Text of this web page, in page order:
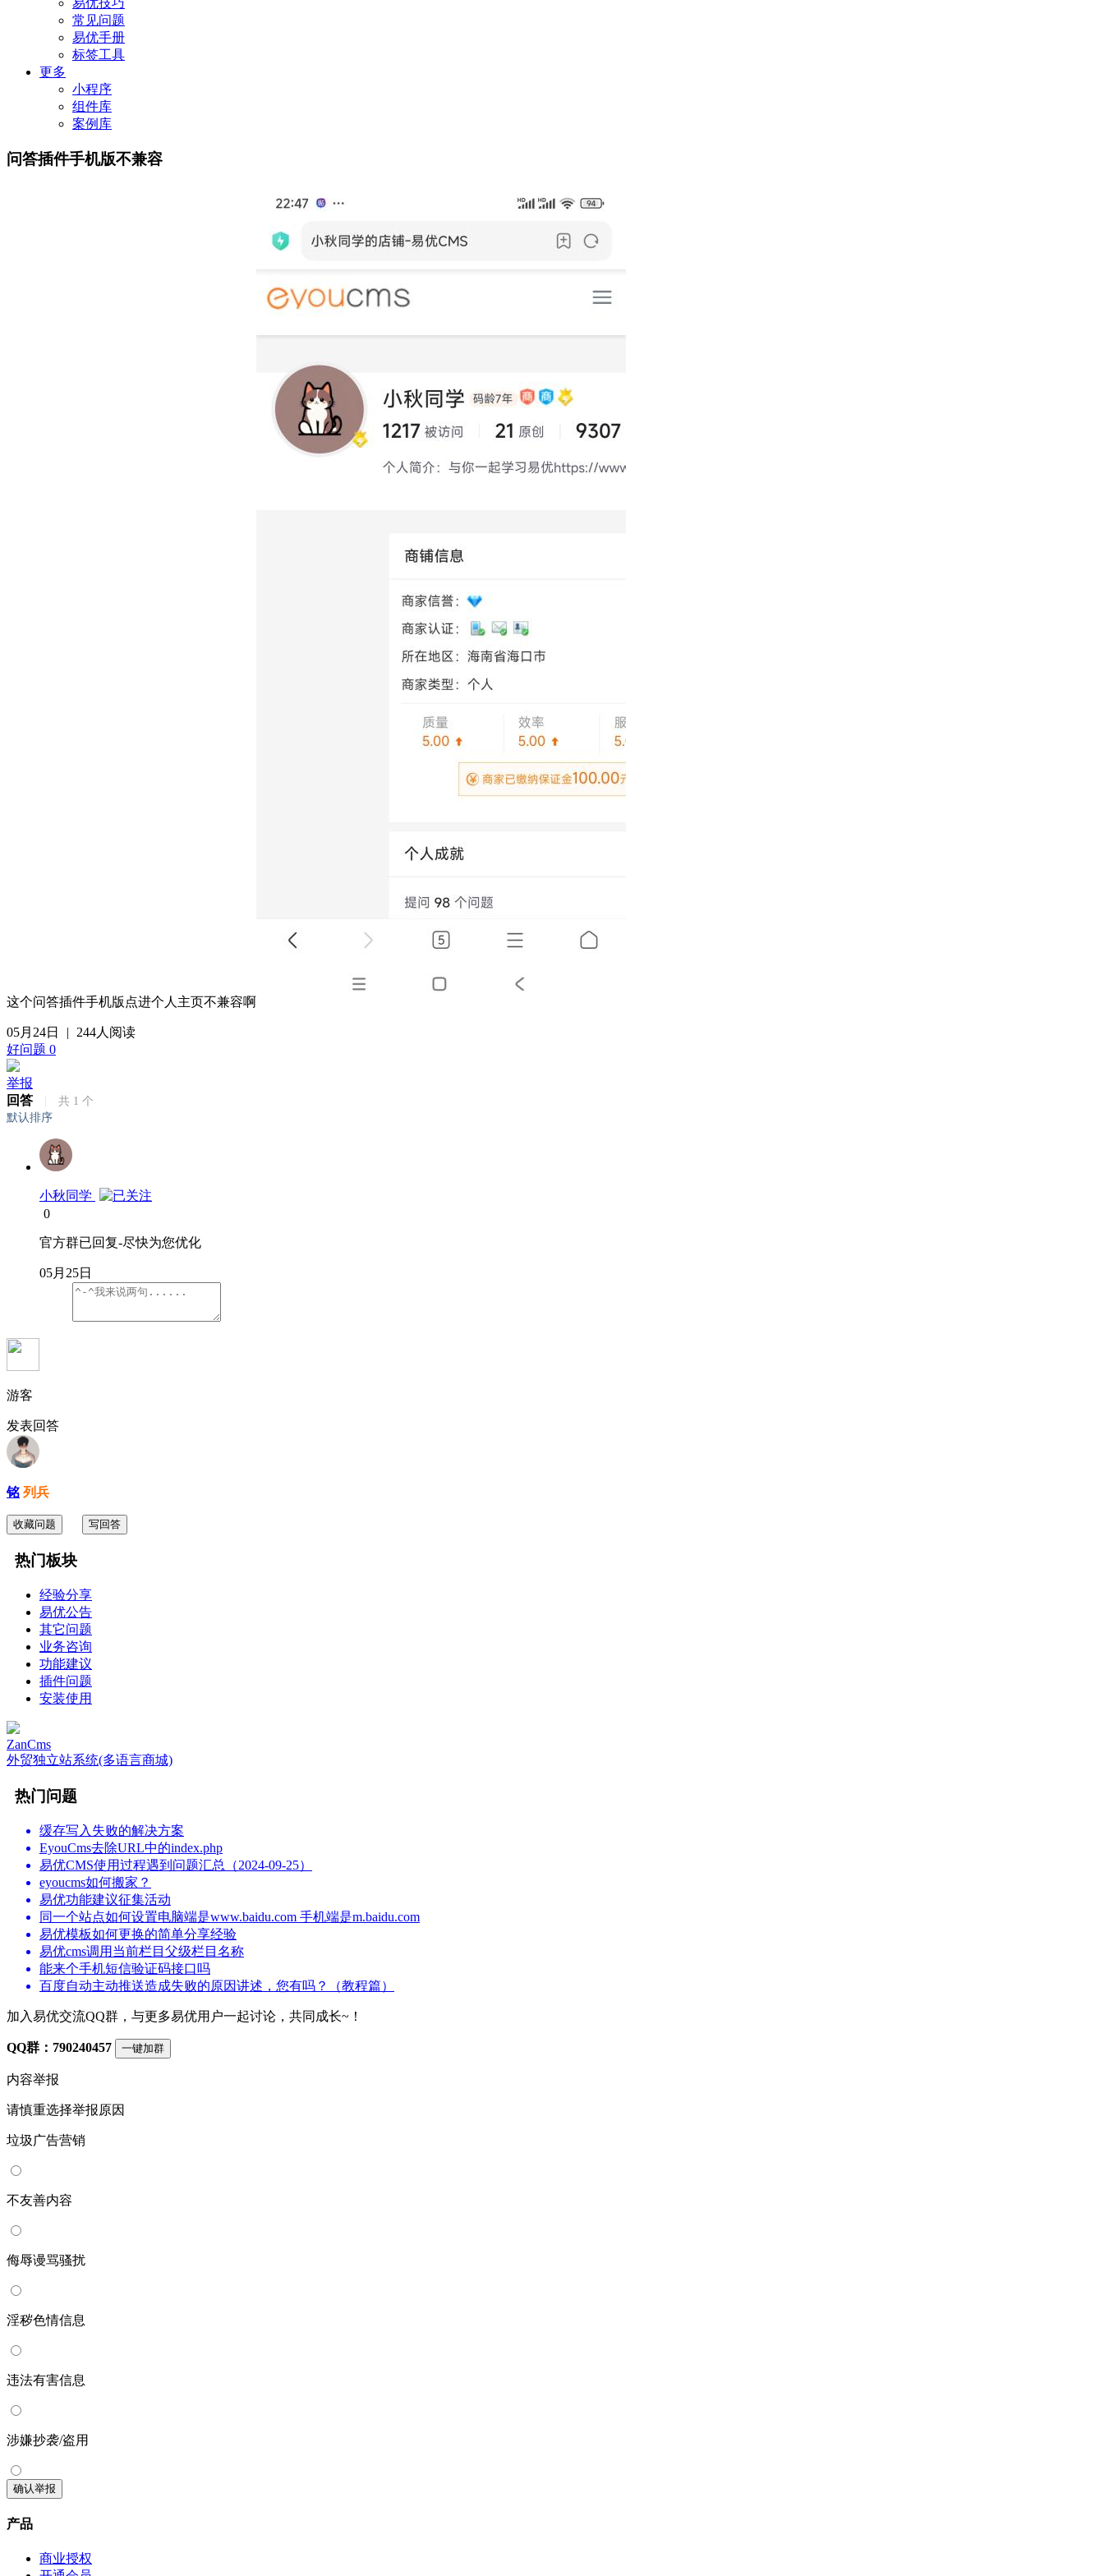
易优技巧
常见问题
易优手册
标签工具
更多
小程序
组件库
案例库
问答插件手机版不兼容
这个问答插件手机版点进个人主页不兼容啊
05月24日 | 244人阅读
好问题 0
举报
回答
共 1 个
默认排序
小秋同学
0
官方群已回复-尽快为您优化
05月25日
游客
发表回答
铭 列兵
收藏问题 写回答
热门板块
经验分享
易优公告
其它问题
业务咨询
功能建议
插件问题
安装使用
ZanCms
外贸独立站系统(多语言商城)
热门问题
缓存写入失败的解决方案
EyouCms去除URL中的index.php
易优CMS使用过程遇到问题汇总（2024-09-25）
eyoucms如何搬家？
易优功能建议征集活动
同一个站点如何设置电脑端是www.baidu.com 手机端是m.baidu.com
易优模板如何更换的简单分享经验
易优cms调用当前栏目父级栏目名称
能来个手机短信验证码接口吗
百度自动主动推送造成失败的原因讲述，您有吗？（教程篇）
加入易优交流QQ群，与更多易优用户一起讨论，共同成长~！
QQ群：790240457 一键加群
内容举报
请慎重选择举报原因
垃圾广告营销
不友善内容
侮辱谩骂骚扰
淫秽色情信息
违法有害信息
涉嫌抄袭/盗用
确认举报
产品
商业授权